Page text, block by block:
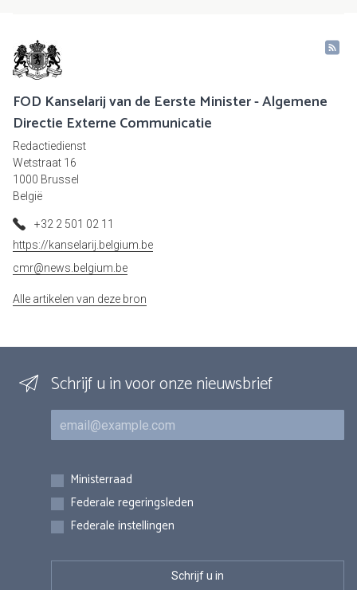
FOD Kanselarij van de Eerste Minister - Algemene
Directie Externe Communicatie
Redactiedienst
Wetstraat 16
1000 Brussel
België
+32 2 501 02 11
https://kanselarij.belgium.be
cmr@news.belgium.be
Alle artikelen van deze bron
Schrijf u in voor onze nieuwsbrief
E-mail
Inschrijvingen
Ministerraad
Federale regeringsleden
Federale instellingen